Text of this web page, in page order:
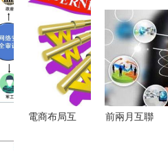
技合作海報
背景素材的
網上調研報
告
安全 ——
網絡服務如
何筑牢餐桌
防線
電商布局互
前兩月互聯